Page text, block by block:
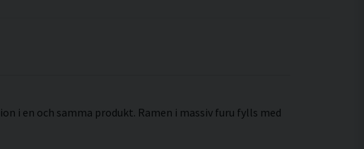
i en och samma produkt. Ramen i massiv furu fylls med